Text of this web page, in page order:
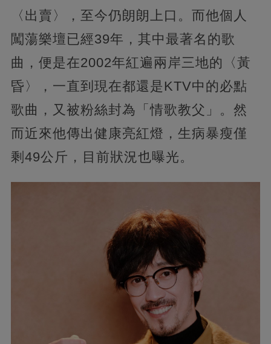
〈出賣〉，至今仍朗朗上口。而他個人
闖蕩樂壇已經39年，其中最著名的歌
曲，便是在2002年紅遍兩岸三地的〈黃
昏〉，一直到現在都還是KTV中的必點
歌曲，又被粉絲封為「情歌教父」。然
而近來他傳出健康亮紅燈，生病暴瘦僅
剩49公斤，目前狀況也曝光。